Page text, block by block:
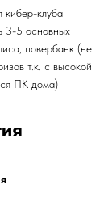
кибер-клуба
3-5 основных
повербанк (не
т.к. с высокой
ПК дома)